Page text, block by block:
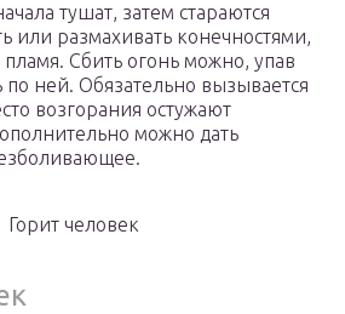
тушат, затем стараются
или размахивать конечностями,
Сбить огонь можно, упав
по ней. Обязательно вызывается
возгорания остужают
можно дать
Горит человек